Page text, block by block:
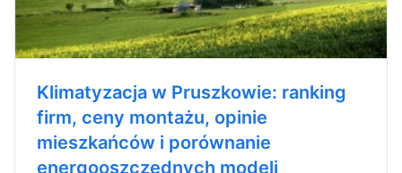
Klimatyzacja w Pruszkowie: ranking
firm, ceny montażu, opinie
mieszkańców i porównanie
energooszczędnych modeli